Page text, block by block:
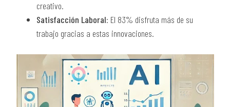
creativo.
Satisfacción Laboral: El 83% disfruta más de su
trabajo gracias a estas innovaciones.